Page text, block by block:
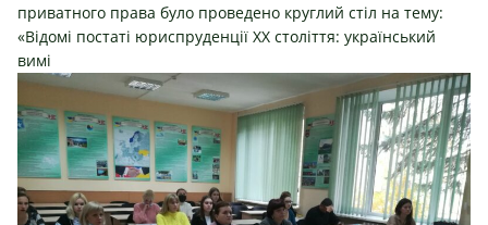
приватного права було проведено круглий стіл на тему:
«Відомі постаті юриспруденції XX століття: український
вимі